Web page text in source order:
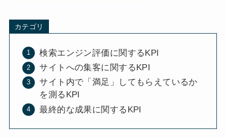
カテゴリ
検索エンジン評価に関するKPI
サイトへの集客に関するKPI
サイト内で「満足」してもらえているか
を測るKPI
最終的な成果に関するKPI